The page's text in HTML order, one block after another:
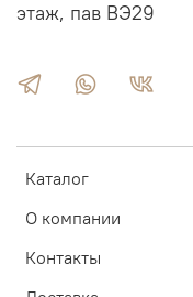
Каталог
О компании
Контакты
этаж, пав ВЭ29